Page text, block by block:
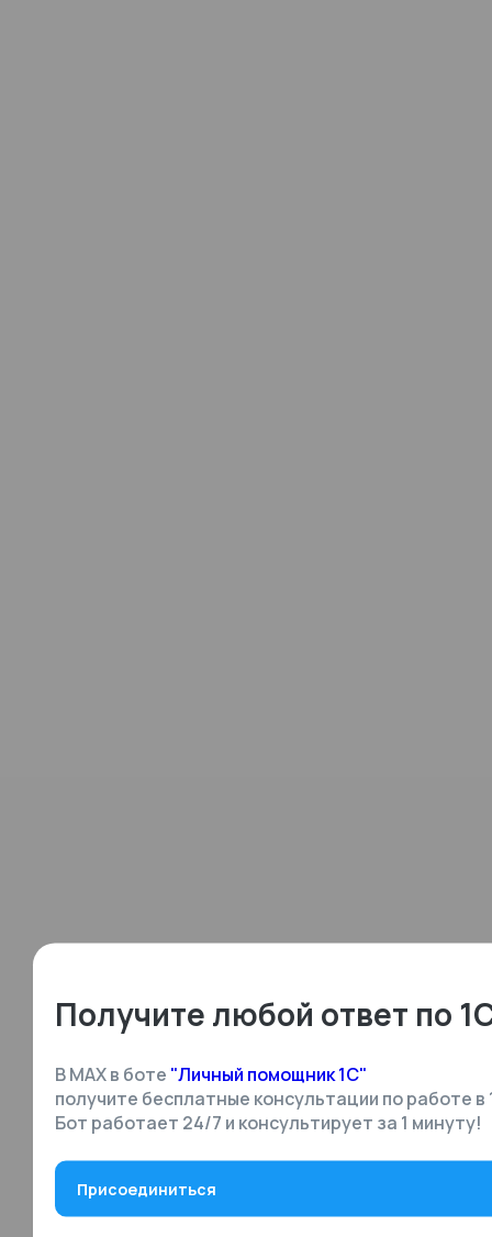
Получите любой ответ по
В MAX в боте "Личный помощник 1С"
получите бесплатные консультации по работе в
Бот работает 24/7 и консультирует за 1 минуту!
Присоединиться